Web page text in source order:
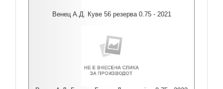
Венец А.Д. Куве 56 резерва 0.75 - 2021